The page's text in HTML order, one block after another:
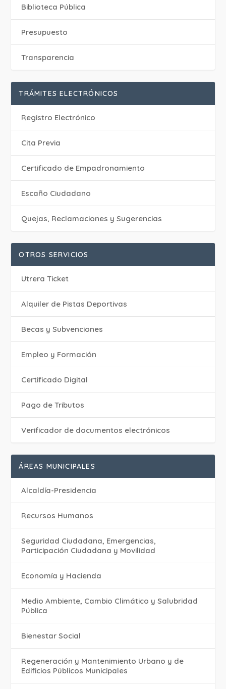
Biblioteca Pública
Presupuesto
Transparencia
TRÁMITES ELECTRÓNICOS
Registro Electrónico
Cita Previa
Certificado de Empadronamiento
Escaño Ciudadano
Quejas, Reclamaciones y Sugerencias
OTROS SERVICIOS
Utrera Ticket
Alquiler de Pistas Deportivas
Becas y Subvenciones
Empleo y Formación
Certificado Digital
Pago de Tributos
Verificador de documentos electrónicos
ÁREAS MUNICIPALES
Alcaldía-Presidencia
Recursos Humanos
Seguridad Ciudadana, Emergencias,
Participación Ciudadana y Movilidad
Economía y Hacienda
Medio Ambiente, Cambio Climático y Salubridad
Pública
Bienestar Social
Regeneración y Mantenimiento Urbano y de
Edificios Públicos Municipales